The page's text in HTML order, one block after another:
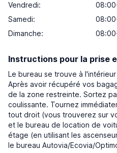
Vendredi:
Samedi:
Dimanche:
Instructions pour la prise
Le bureau se trouve à
Après avoir récupéré vos
de la zone restreinte. Sortez
coulissante. Tournez
tout droit (vous trouverez sur
et le bureau de location de
étage (en utilisant les
le bureau Autovia/Ecovia/